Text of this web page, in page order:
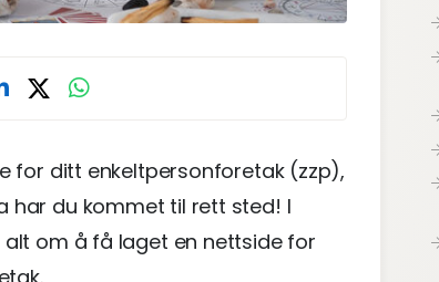
for ditt enkeltpersonforetak (zzp),
har du kommet til rett sted! I
om å få laget en nettside for